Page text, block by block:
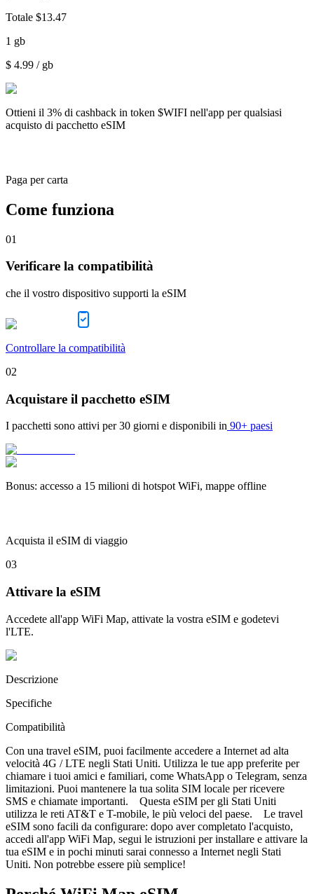
Totale $13.47
1 gb
$ 4.99 / gb
Ottieni il 3% di cashback in token $WIFI nell'app per qualsiasi
acquisto di pacchetto eSIM
Paga per carta
Come funziona
01
Verificare la compatibilità
che il vostro dispositivo supporti la eSIM
Controllare la compatibilità
02
Acquistare il pacchetto eSIM
I pacchetti sono attivi per 30 giorni e disponibili in 90+ paesi
Bonus: accesso a 15 milioni di hotspot WiFi, mappe offline
Acquista il eSIM di viaggio
03
Attivare la eSIM
Accedete all'app WiFi Map, attivate la vostra eSIM e godetevi
l'LTE.
Descrizione
Specifiche
Compatibilità
Con una travel eSIM, puoi facilmente accedere a Internet ad alta
velocità 4G / LTE negli Stati Uniti. Utilizza le tue app preferite per
chiamare i tuoi amici e familiari, come WhatsApp o Telegram, senza
limitazioni. Puoi mantenere la tua solita SIM locale per ricevere
SMS e chiamate importanti. Questa eSIM per gli Stati Uniti
utilizza le reti AT&T e T-mobile, le più veloci del paese. Le travel
eSIM sono facili da configurare: dopo aver completato l'acquisto,
accedi all'app WiFi Map, segui le istruzioni per installare e attivare la
tua eSIM e in pochi minuti sarai connesso a Internet negli Stati
Uniti. Non potrebbe essere più semplice!